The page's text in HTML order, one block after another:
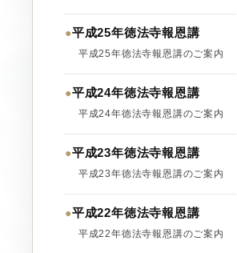
●平成25年徳法寺報恩講
平成25年徳法寺報恩講のご案内
●平成24年徳法寺報恩講
平成24年徳法寺報恩講のご案内
●平成23年徳法寺報恩講
平成23年徳法寺報恩講のご案内
●平成22年徳法寺報恩講
平成22年徳法寺報恩講のご案内